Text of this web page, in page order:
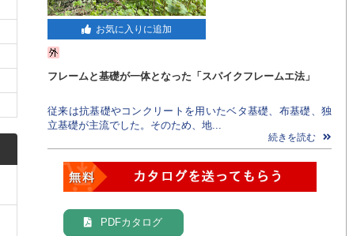
お気に入りに追加
フレームと基礎が一体となった「スパイクフレームエ法」
従来は抗基礎やコンクリートを用いたベタ基礎、布基礎、独
立基礎が主流でした。そのため、地...
続きを読む
PDFカタログ